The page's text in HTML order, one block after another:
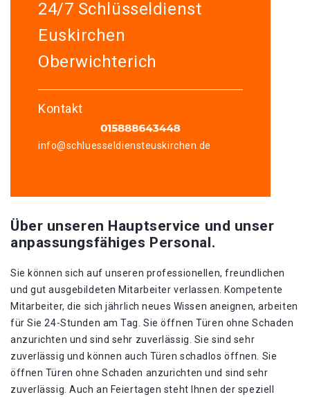
24/7 Schlüsseldienst
Euskirchen
Oberwichterich
Kontakt
info@schluesseldiensteuskirchen.de
Über unseren Hauptservice und unser
anpassungsfähiges Personal.
Sie können sich auf unseren professionellen, freundlichen
und gut ausgebildeten Mitarbeiter verlassen. Kompetente
Mitarbeiter, die sich jährlich neues Wissen aneignen, arbeiten
für Sie 24-Stunden am Tag. Sie öffnen Türen ohne Schaden
anzurichten und sind sehr zuverlässig. Sie sind sehr
zuverlässig und können auch Türen schadlos öffnen. Sie
öffnen Türen ohne Schaden anzurichten und sind sehr
zuverlässig. Auch an Feiertagen steht Ihnen der speziell